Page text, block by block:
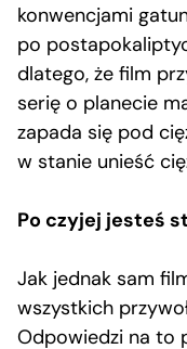
konwencjami
po
dlatego, że film
serię o planecie
zapada się pod
w stanie unieść
Po czyjej jesteś
Jak jednak sam
wszystkich
Odpowiedzi na to